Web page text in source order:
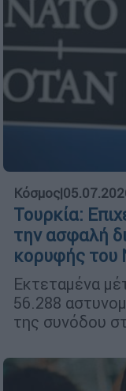
Κόσμος|
Τουρκία:
την ασφαλή
κορυφής
Εκτεταμένα
56.288
της συνόδου